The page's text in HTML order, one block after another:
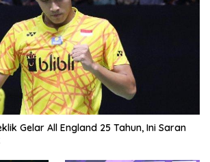
Gelar All England 25 Tahun, Ini Saran